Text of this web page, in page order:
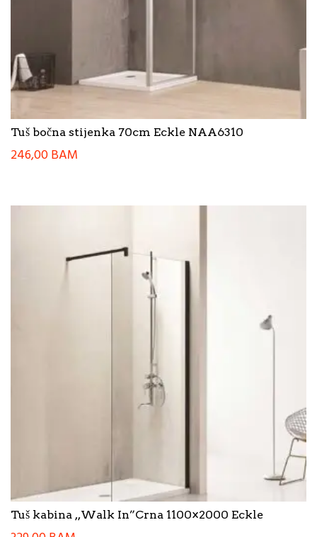
Tuš bočna stijenka 70cm Eckle NAA6310
246,00BAM
Tuš kabina ,,Walk In”Crna 1100×2000 Eckle